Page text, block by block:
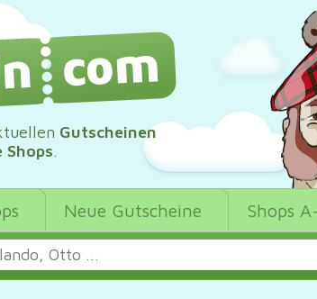
Gutscheinen
Shops.
Neue Gutscheine Shops